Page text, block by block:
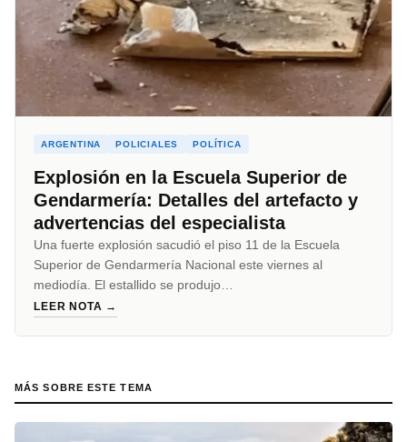
ARGENTINA POLICIALES POLÍTICA
Explosión en la Escuela Superior de
Gendarmería: Detalles del artefacto y
advertencias del especialista
Una fuerte explosión sacudió el piso 11 de la Escuela
Superior de Gendarmería Nacional este viernes al
mediodía. El estallido se produjo…
LEER NOTA →
MÁS SOBRE ESTE TEMA